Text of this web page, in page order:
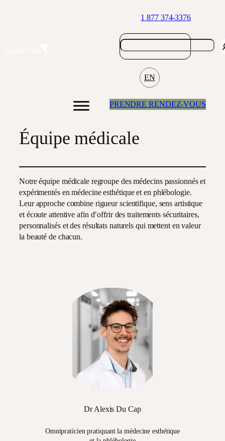
1 877 374-3376
EN
PRENDRE RENDEZ-VOUS
Équipe médicale
Notre équipe médicale regroupe des médecins passionnés et
expérimentés en médecine esthétique et en phlébologie.
Leur approche combine rigueur scientifique, sens artistique
et écoute attentive afin d’offrir des traitements sécuritaires,
personnalisés et des résultats naturels qui mettent en valeur
la beauté de chacun.
Dr Alexis Du Cap
Omnipraticien pratiquant la médecine esthétique